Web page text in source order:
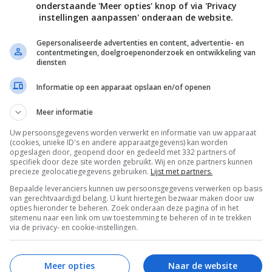
in een droge koekenpan op middelhoog vuur tot ze bruin
sinaasappels en snijd ze in partjes.
door alle ingrediënten in een kommetje door elkaar te
boerenkool in een grote schaal, schenk de helft van de
meng hem er gedurende een paar minuten met je handen
wordt. Voeg nu de uitgelekte spruitjes, linzen, noten,
en de rest van de dressing erbij en schep alles met je
meteen of laat even staan zodat de smaken intrekken.
Frenkiel & Luise Vindahl Fotografie David Frenkiel
onderstaande 'Meer opties' knop of via 'Privacy
instellingen aanpassen' onderaan de website.
Gepersonaliseerde advertenties en content, advertentie- en
contentmetingen, doelgroepenonderzoek en ontwikkeling van
diensten
Informatie op een apparaat opslaan en/of openen
Meer informatie
Uw persoonsgegevens worden verwerkt en informatie van uw apparaat
(cookies, unieke ID's en andere apparaatgegevens) kan worden
opgeslagen door, geopend door en gedeeld met 332 partners of
specifiek door deze site worden gebruikt. Wij en onze partners kunnen
precieze geolocatiegegevens gebruiken. Lijst met partners.
Bepaalde leveranciers kunnen uw persoonsgegevens verwerken op basis
van gerechtvaardigd belang. U kunt hiertegen bezwaar maken door uw
opties hieronder te beheren. Zoek onderaan deze pagina of in het
sitemenu naar een link om uw toestemming te beheren of in te trekken
via de privacy- en cookie-instellingen.
Naar de website
Meer opties